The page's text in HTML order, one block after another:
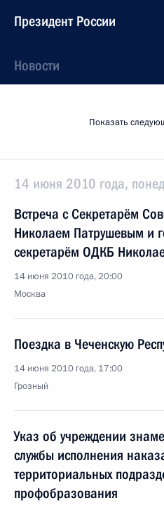
Президент России
Новости
Показать
14 июня 2010 года,
Встреча с Секретарём
Николаем Патрушевым и
секретарём ОДКБ
14 июня 2010 года, 20:00
Москва
Поездка в Чеченскую
14 июня 2010 года, 17:00
Грозный
Указ об учреждении
службы исполнения
территориальных
профобразования